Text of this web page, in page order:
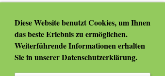
Winter
Diese Website benutzt Cookies, um Ihnen
das beste Erlebnis zu ermöglichen.
Weiterführende Informationen erhalten
Sie in unsererDatenschutzerklärung.